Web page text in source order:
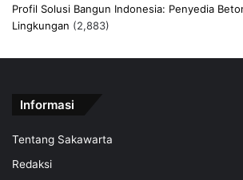
Profil Solusi Bangun Indonesia: Penyedia
Lingkungan (2,883)
Informasi
Tentang Sakawarta
Redaksi